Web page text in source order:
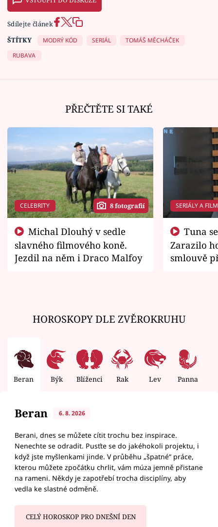
Sdílejte článek
ŠTÍTKY
MODRÝ KÓD SERIÁL
TOMÁŠ MĚCHÁČEK
RUBAVA
PŘEČTĚTE SI TAKÉ
CELEBRITY 8 fotografií
slavného filmového koně.
Jezdil na něm i Draco Malfoy
SERIÁLY A
Zarazilo
smlouvě
HOROSKOPY DLE ZVĚROKRUHU
Beran Býk Blíženci Rak Lev Panna
Beran 6. 8. 2026
Berani, dnes se můžete cítit trochu bez inspirace.
Nenechte se odradit. Pusťte se do jakéhokoli projektu, i
když jste myšlenkami jinde. V průběhu „špatné“ práce,
kterou můžete zpočátku chrlit, vám múza jemně přistane
na rameni. Někdy je zapotřebí trocha disciplíny, aby
vedla ke slastné odměně.
CELÝ HOROSKOP PRO DNEŠNÍ DEN